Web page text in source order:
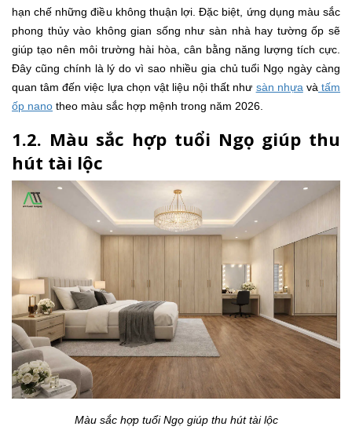
hạn chế những điều không thuận lợi. Đặc biệt, ứng dụng màu sắc
phong thủy vào không gian sống như sàn nhà hay tường ốp sẽ
giúp tạo nên môi trường hài hòa, cân bằng năng lượng tích cực.
Đây cũng chính là lý do vì sao nhiều gia chủ tuổi Ngọ ngày càng
quan tâm đến việc lựa chọn vật liệu nội thất như sàn nhựa và tấm
ốp nano theo màu sắc hợp mệnh trong năm 2026.
1.2. Màu sắc hợp tuổi Ngọ giúp thu
hút tài lộc
Màu sắc hợp tuổi Ngọ giúp thu hút tài lộc